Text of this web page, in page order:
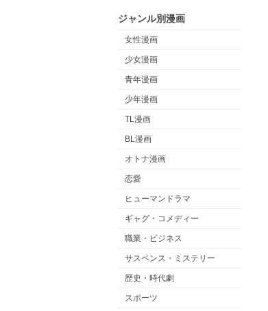
ジャンル別漫画
女性漫画
少女漫画
青年漫画
少年漫画
TL漫画
BL漫画
オトナ漫画
恋愛
ヒューマンドラマ
ギャグ・コメディー
職業・ビジネス
サスペンス・ミステリー
歴史・時代劇
スポーツ